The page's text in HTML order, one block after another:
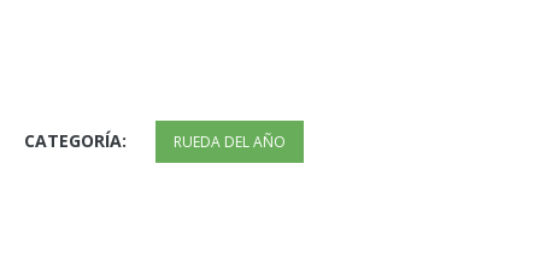
CATEGORÍA: RUEDA DEL AÑO